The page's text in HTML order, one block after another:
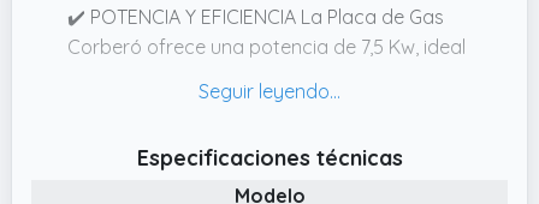
✔️ POTENCIA Y EFICIENCIA La Placa de Gas
Corberó ofrece una potencia de 7,5 Kw, ideal
favoritos. Con 4 fuegos, puedes preparar
ahorrando tiempo en la cocina
Especificaciones técnicas
Modelo